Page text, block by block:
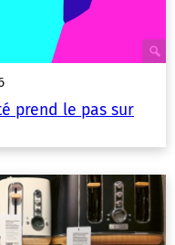
prend le pas sur